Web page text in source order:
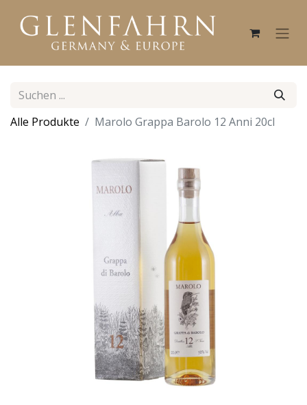
Alle Produkte Marolo Grappa Barolo 12 Anni 20cl